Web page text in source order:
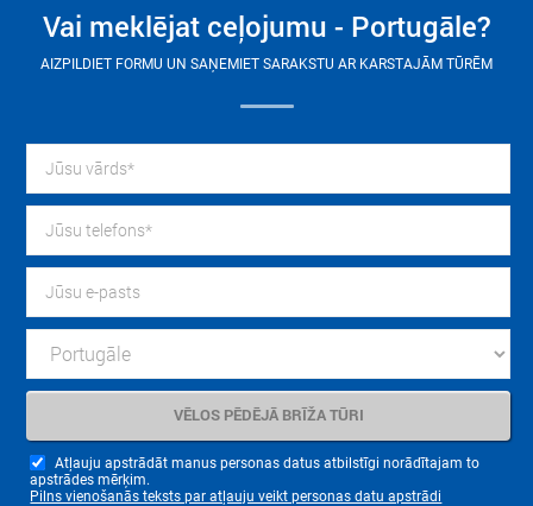
Vai meklējat ceļojumu - Portugāle?
AIZPILDIET FORMU UN SAŅEMIET SARAKSTU AR KARSTAJĀM TŪRĒM
Atļauju apstrādāt manus personas datus atbilstīgi norādītajam to
apstrādes mērķim.
Pilns vienošanās teksts par atļauju veikt personas datu apstrādi